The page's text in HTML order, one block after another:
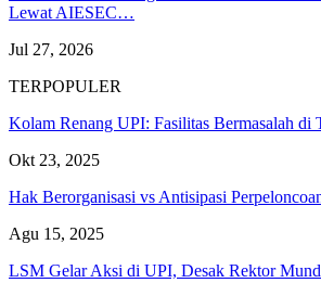
Lewat AIESEC…
Jul 27, 2026
TERPOPULER
Kolam Renang UPI: Fasilitas Bermasalah di
Okt 23, 2025
Hak Berorganisasi vs Antisipasi
Agu 15, 2025
LSM Gelar Aksi di UPI, Desak Rektor